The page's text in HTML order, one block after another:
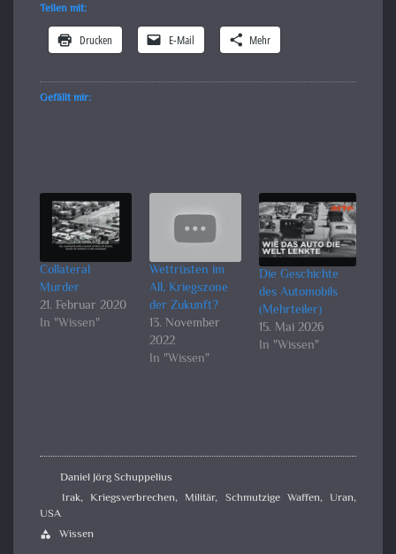
Teilen mit:
Drucken E-Mail Mehr
Gefällt mir:
Collateral
Murder
21. Februar 2020
In "Wissen"
Wettrüsten im
All, Kriegszone
der Zukunft?
13. November
2022
In "Wissen"
Die Geschichte
des Automobils
(Mehrteiler)
15. Mai 2026
In "Wissen"
Daniel Jörg Schuppelius
Irak,Kriegsverbrechen, Militär, Schmutzige Waffen,Uran,
USA
category Wissen